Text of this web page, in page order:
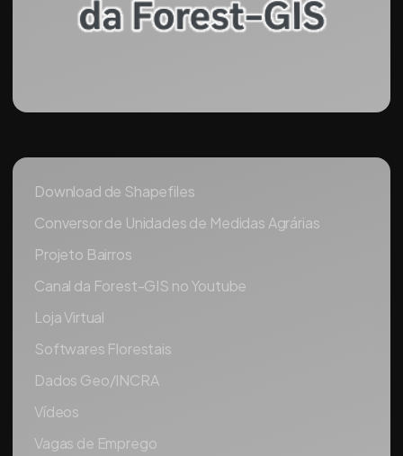
Download de Shapefiles
Conversor de Unidades de Medidas Agrárias
Projeto Bairros
Canal da Forest-GIS no Youtube
Loja Virtual
Softwares Florestais
Dados Geo/INCRA
Vídeos
Vagas de Emprego